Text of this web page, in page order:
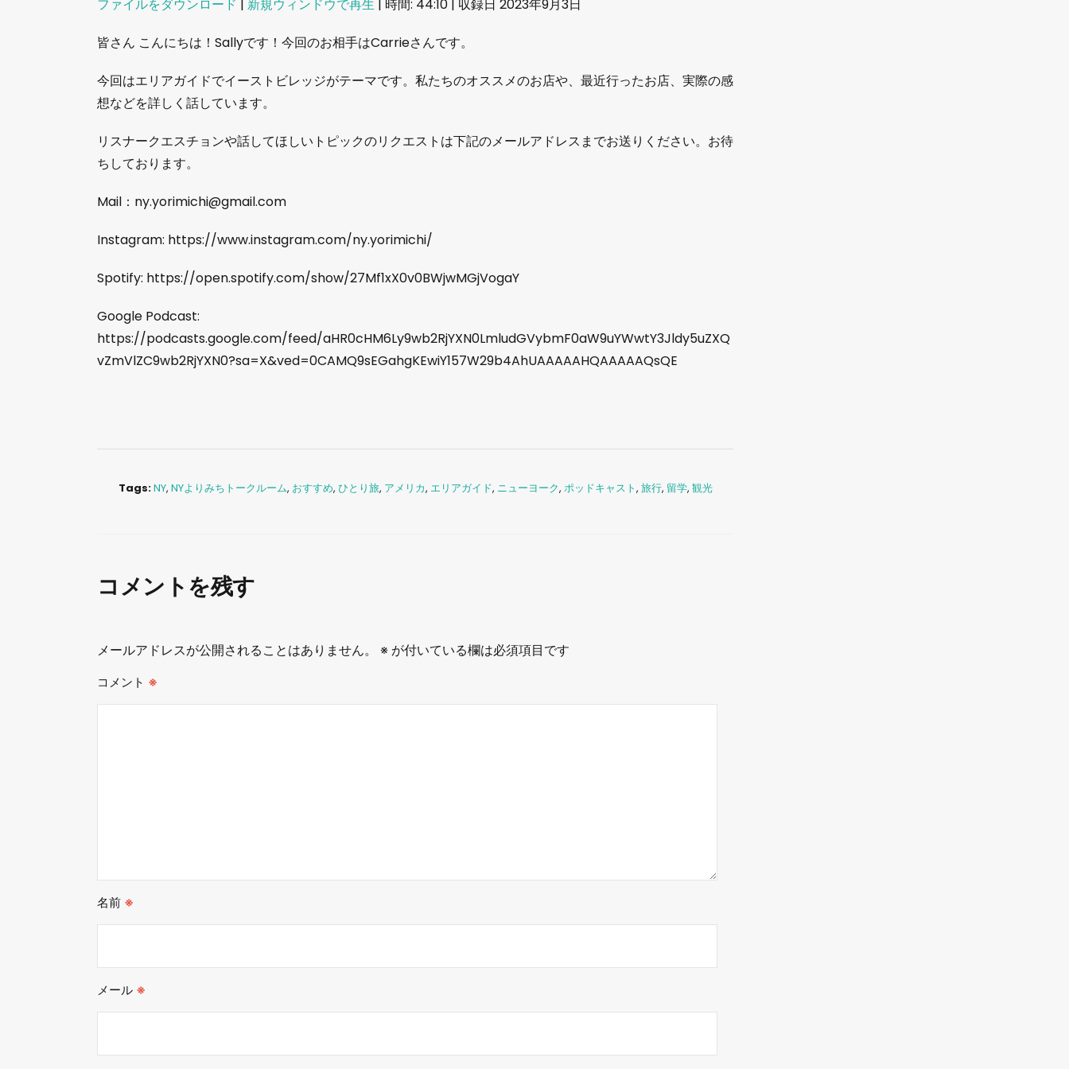
RSS FEED
EMBED
ファイルをダウンロード 新規ウィンドウで再生 時間: 44:10 収録日 2023年9月3日
皆さん こんにちは！Sallyです！今回のお相手はCarrieさんです。
今回はエリアガイドでイーストビレッジがテーマです。私たちのオススメのお店や、最近行ったお店、実際の感
想などを詳しく話しています。
リスナークエスチョンや話してほしいトピックのリクエストは下記のメールアドレスまでお送りください。お待
ちしております。
Mail：ny.yorimichi@gmail.com
Instagram: https://www.instagram.com/ny.yorimichi/
Spotify: https://open.spotify.com/show/27Mf1xX0v0BWjwMGjVogaY
Google Podcast:
https://podcasts.google.com/feed/aHR0cHM6Ly9wb2RjYXN0LmludGVybmF0aW9uYWwtY3Jldy5uZXQ
vZmVlZC9wb2RjYXN0?sa=X&ved=0CAMQ9sEGahgKEwiY157W29b4AhUAAAAAHQAAAAAQsQE
Tags:NY, NYよりみちトークルーム, おすすめ, ひとり旅, アメリカ, エリアガイド, ニューヨーク, ポッドキャスト, 旅行, 留学, 観光
コメントを残す
メールアドレスが公開されることはありません。 ※が付いている欄は必須項目です
コメント ※
名前 ※
メール ※